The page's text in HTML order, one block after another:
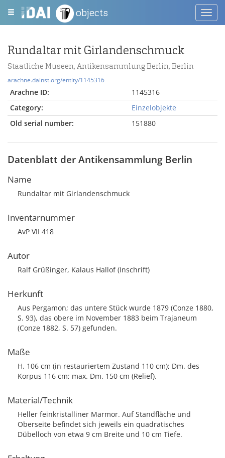
objects
Rundaltar mit Girlandenschmuck
Staatliche Museen, Antikensammlung Berlin, Berlin
arachne.dainst.org/entity/1145316
Arachne ID:
1145316
Category:
Einzelobjekte
Old serial number:
151880
Datenblatt der Antikensammlung Berlin
Name
Rundaltar mit Girlandenschmuck
Inventarnummer
AvP VII 418
Autor
Ralf Grüßinger, Kalaus Hallof (Inschrift)
Herkunft
Aus Pergamon; das untere Stück wurde 1879 (Conze 1880,
S. 93), das obere im November 1883 beim Trajaneum
(Conze 1882, S. 57) gefunden.
Maße
H. 106 cm (in restauriertem Zustand 110 cm); Dm. des
Korpus 116 cm; max. Dm. 150 cm (Relief).
Material/Technik
Heller feinkristalliner Marmor. Auf Standfläche und
Oberseite befindet sich jeweils ein quadratisches
Dübelloch von etwa 9 cm Breite und 10 cm Tiefe.